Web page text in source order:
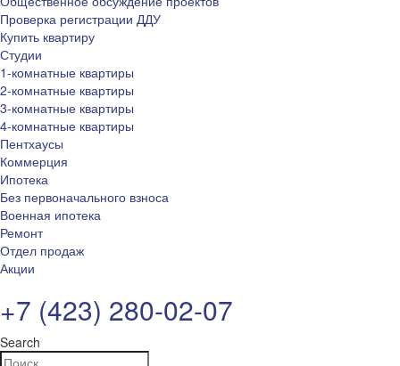
Проверка регистрации ДДУ
Купить квартиру
Студии
1-комнатные квартиры
2-комнатные квартиры
3-комнатные квартиры
4-комнатные квартиры
Пентхаусы
Коммерция
Ипотека
Без первоначального взноса
Военная ипотека
Ремонт
Отдел продаж
Акции
+7 (423) 280-02-07
Search